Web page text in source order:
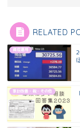
RELATED
資産運用
家計改善・税・その他